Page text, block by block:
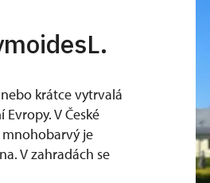
krátce vytrvalá
V České
mnohobarvý je
V zahradách se